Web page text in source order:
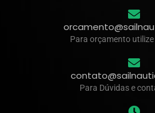
Para orçamento utilize
Para Dúvidas e